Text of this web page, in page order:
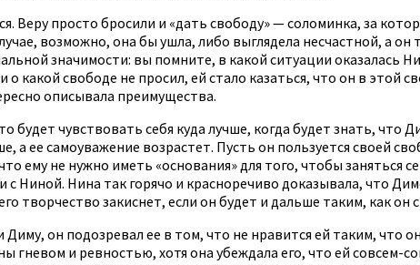
Веру просто бросили и «дать свободу» — соломинка, за
возможно, она бы ушла, либо выглядела несчастной, а
значимости: вы помните, в какой ситуации оказалась
о какой свободе не просил, ей стало казаться, что он в этой
описывала преимущества.
будет чувствовать себя куда лучше, когда будет знать,
а ее самоуважение возрастет. Пусть он пользуется своей
ему не нужно иметь «основания» для того, чтобы
с Ниной. Нина так горячо и красноречиво доказывала, что
творчество закиснет, если он будет и дальше таким, как
он подозревал ее в том, что не нравится ей таким, что
гневом и ревностью, хотя она убеждала его, что ей совсем-